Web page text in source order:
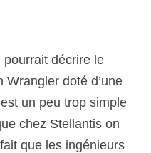
pourrait décrire le
doté d’une
un peu trop simple
chez Stellantis on
que les ingénieurs